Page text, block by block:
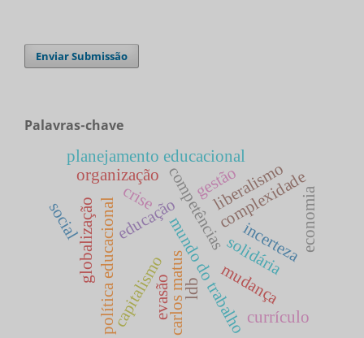
Enviar Submissão
Palavras-chave
competências
educaçãomundo do trabalho
política educacional
planejamento educacional
carlos matus
gestão
complexidade
incerteza
crise
mudança
organização liberalismo
globalização economia
capitalismo
social
solidária
ldb
currículo
evasão